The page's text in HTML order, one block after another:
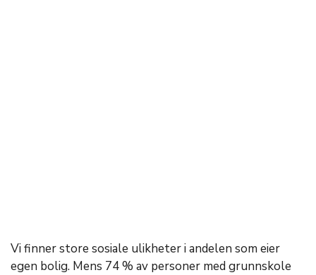
Vi finner store sosiale ulikheter i andelen som eier
egen bolig. Mens 74 % av personer med grunnskole